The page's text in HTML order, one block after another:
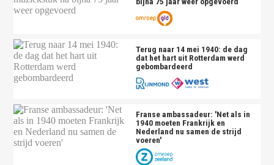
Terug naar 14 mei 1940: de dag
dat het hart uit Rotterdam werd
gebombardeerd
Franse ambassadeur: 'Net als in
1940 moeten Frankrijk en
Nederland nu samen de strijd
voeren'